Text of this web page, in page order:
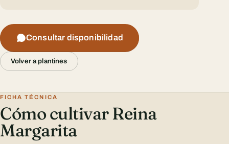
Consultar disponibilidad
Volver a plantines
FICHA TÉCNICA
Cómo cultivar Reina
Margarita